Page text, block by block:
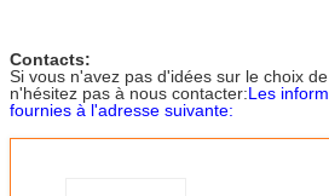
Contacts:
Si vous n'avez pas d'idées sur le choix
n'hésitez pas à nous contacter:Les
fournies à l'adresse suivante: